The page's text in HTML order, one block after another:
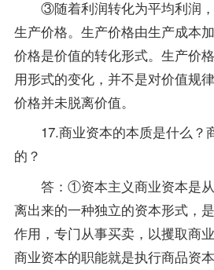
③随着利润转化为平均利润，
生产价格。生产价格由生产成本
价格是价值的转化形式。生产价
用形式的变化，并不是对价值规
价格并未脱离价值。
17.商业资本的本质是什么？
的？
答：①资本主义商业资本是从
离出来的一种独立的资本形式，
作用，专门从事买卖，以攫取商
商业资本的职能就是执行商品资本